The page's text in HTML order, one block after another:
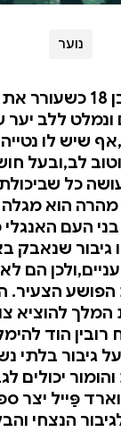
נוער
רובין הוד היה רק בן
ללב יער
שיש לו
לב,ובעל
כל
מהרה הוא
העם
גיבור שנאבק
הם
הצעיר.
להוציא
הוד
גיבור בלתי
יכולים
פַּייל יצר
הנצחי